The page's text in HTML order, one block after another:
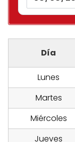
Día
Lunes
Martes
Miércoles
Jueves